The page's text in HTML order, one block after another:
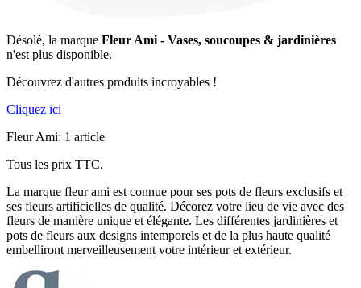
Désolé, la marque Fleur Ami - Vases, soucoupes & jardinières
n'est plus disponible.
Découvrez d'autres produits incroyables !
Cliquez ici
Fleur Ami: 1 article
Tous les prix TTC.
La marque fleur ami est connue pour ses pots de fleurs exclusifs et
ses fleurs artificielles de qualité. Décorez votre lieu de vie avec des
fleurs de manière unique et élégante. Les différentes jardinières et
pots de fleurs aux designs intemporels et de la plus haute qualité
embelliront merveilleusement votre intérieur et extérieur.